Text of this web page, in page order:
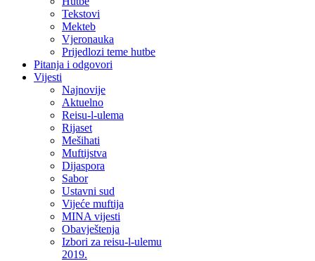
Tekstovi
Mekteb
Vjeronauka
Prijedlozi teme hutbe
Pitanja i odgovori
Vijesti
Najnovije
Aktuelno
Reisu-l-ulema
Rijaset
Mešihati
Muftijstva
Dijaspora
Sabor
Ustavni sud
Vijeće muftija
MINA vijesti
Obavještenja
Izbori za reisu-l-ulemu
2019.